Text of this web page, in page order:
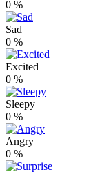
0 %
Sad
0 %
Excited
0 %
Sleepy
0 %
Angry
0 %